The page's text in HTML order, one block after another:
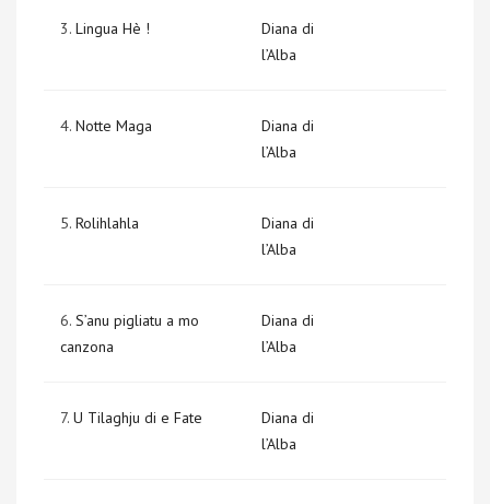
3. Lingua Hè !
Diana di
l’Alba
4. Notte Maga
Diana di
l’Alba
5. Rolihlahla
Diana di
l’Alba
6. S’anu pigliatu a mo
canzona
Diana di
l’Alba
7. U Tilaghju di e Fate
Diana di
l’Alba